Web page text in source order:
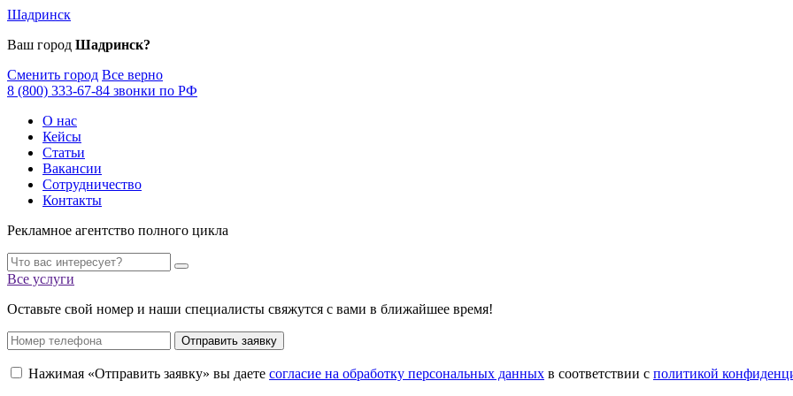
Шадринск
Ваш город Шадринск?
Сменить город Все верно
8 (800) 333-67-84 звонки по РФ
О нас
Кейсы
Статьи
Вакансии
Сотрудничество
Контакты
Рекламное агентство полного цикла
Все услуги
Оставьте свой номер и наши специалисты свяжутся с вами в ближайшее время!
Отправить заявку
Нажимая «Отправить заявку» вы даете согласие на обработку персональных данных в соответствии с политикой